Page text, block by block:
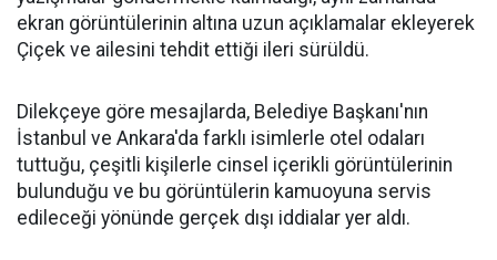
ekran görüntülerinin altına uzun açıklamalar ekleyerek
Çiçek ve ailesini tehdit ettiği ileri sürüldü.
Dilekçeye göre mesajlarda, Belediye Başkanı'nın
İstanbul ve Ankara'da farklı isimlerle otel odaları
tuttuğu, çeşitli kişilerle cinsel içerikli görüntülerinin
bulunduğu ve bu görüntülerin kamuoyuna servis
edileceği yönünde gerçek dışı iddialar yer aldı.